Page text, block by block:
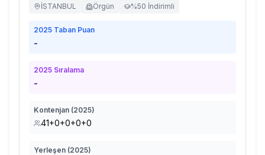
İSTANBUL Örgün %50 İndirimli
2025 Taban Puan
-
2025 Sıralama
-
Kontenjan (2025)
41+0+0+0+0
Yerleşen (2025)